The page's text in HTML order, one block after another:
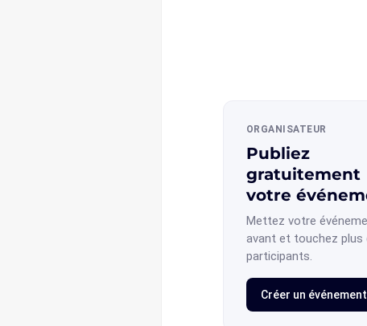
ORGANISATEUR
Publiez
gratuitement
votre
Mettez votre
avant et touchez plus
participants.
Créer un événement